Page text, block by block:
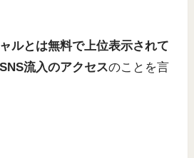
ルとは無料で上位表示されて
流入のアクセスのことを言